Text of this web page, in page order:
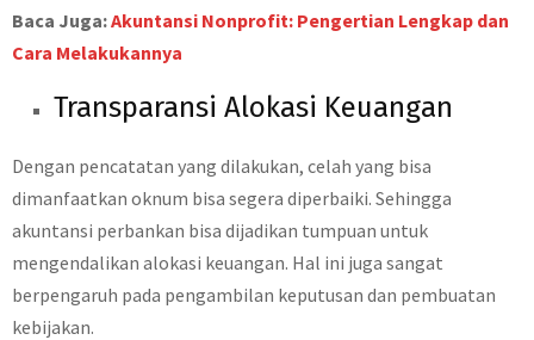
Baca Juga:Akuntansi Nonprofit: Pengertian Lengkap dan
Cara Melakukannya
Transparansi Alokasi Keuangan
Dengan pencatatan yang dilakukan, celah yang bisa
dimanfaatkan oknum bisa segera diperbaiki. Sehingga
akuntansi perbankan bisa dijadikan tumpuan untuk
mengendalikan alokasi keuangan. Hal ini juga sangat
berpengaruh pada pengambilan keputusan dan pembuatan
kebijakan.